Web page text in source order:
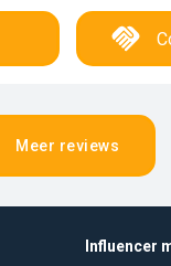
Meer reviews
Influencer